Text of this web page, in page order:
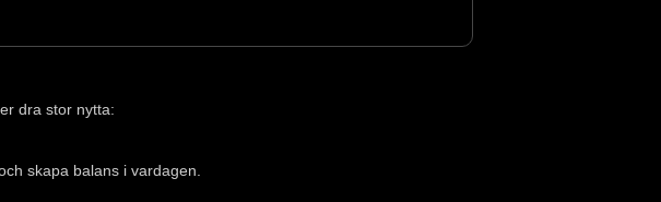
dra stor nytta:
skapa balans i vardagen.